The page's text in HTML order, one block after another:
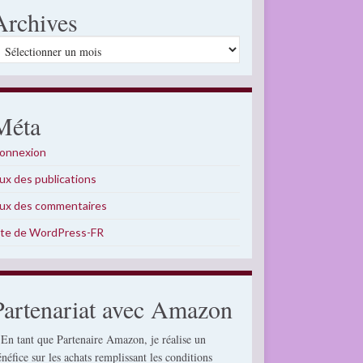
des publications
des commentaires
de WordPress-FR
avec Amazon
tant que Partenaire Amazon, je réalise un
sur les achats remplissant les conditions